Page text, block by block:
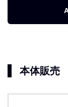
本体販売